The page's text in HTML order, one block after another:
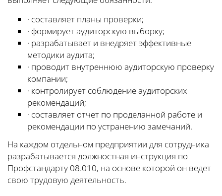
· составляет планы проверки;
· формирует аудиторскую выборку;
· разрабатывает и внедряет эффективные
методики аудита;
· проводит внутреннюю аудиторскую проверку
компании;
· контролирует соблюдение аудиторских
рекомендаций;
· составляет отчет по проделанной работе и
рекомендации по устранению замечаний.
На каждом отдельном предприятии для сотрудника
разрабатывается должностная инструкция по
Профстандарту 08.010, на основе которой он ведет
свою трудовую деятельность.